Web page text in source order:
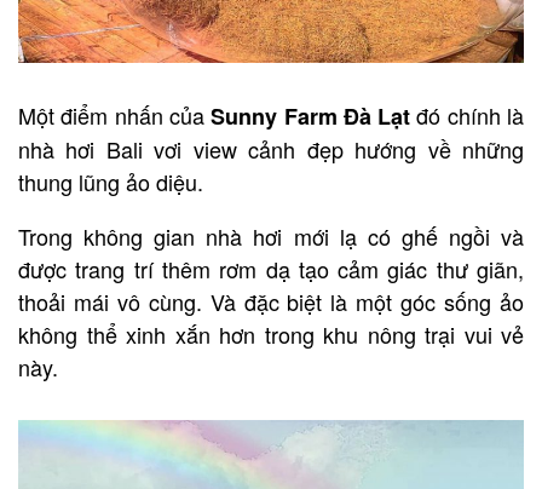
Một điểm nhấn củaSunny Farm Đà Lạtđó chính là
nhà hơi Bali vơi view cảnh đẹp hướng về những
thung lũng ảo diệu.
Trong không gian nhà hơi mới lạ có ghế ngồi và
được trang trí thêm rơm dạ tạo cảm giác thư giãn,
thoải mái vô cùng. Và đặc biệt là một góc sống ảo
không thể xinh xắn hơn trong khu nông trại vui vẻ
này.